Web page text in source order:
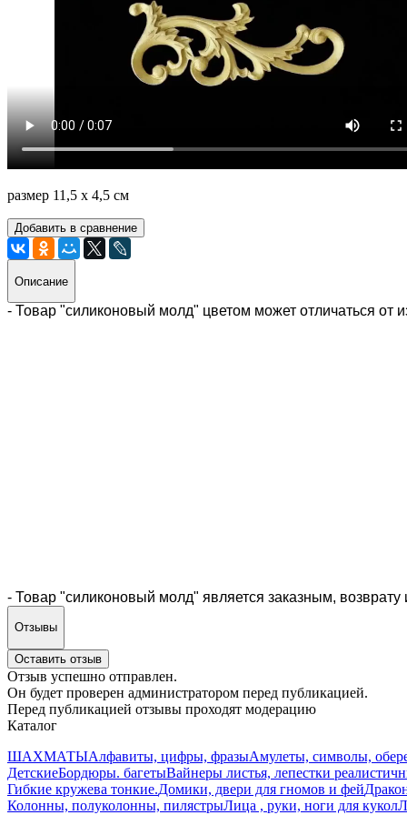
размер 11,5 х 4,5 см
Добавить в сравнение
Описание
- Товар "силиконовый молд" цветом может отличаться от
- Товар "силиконовый молд" является заказным,
Отзывы
Оставить отзыв
Отзыв успешно отправлен.
Он будет проверен администратором перед публикацией.
Перед публикацией отзывы проходят модерацию
Каталог
ШАХМАТЫАлфавиты, цифры, фразыАмулеты, символы,
ДетскиеБордюры. багетыВайнеры листья, лепестки
Гибкие кружева тонкие.Домики, двери для гномов и фей
Колонны, полуколонны, пилястрыЛица , руки, ноги для кукол